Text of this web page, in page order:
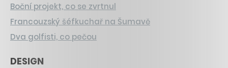
Boční projekt, co se zvrtnul
Francouzský šéfkuchař na Šumavě
Dva golfisti, co pečou
DESIGN